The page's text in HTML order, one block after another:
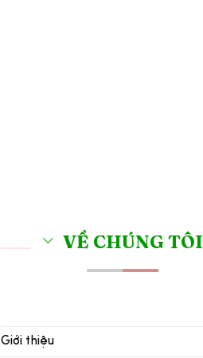
VỀ CHÚNG TÔI
Giới thiệu